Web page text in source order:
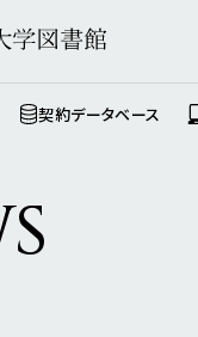
契約データベース
S